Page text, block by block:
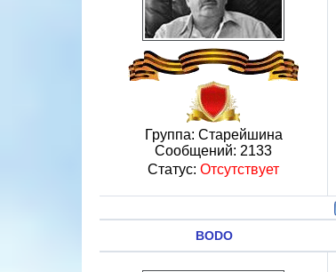
Группа: Старейшина
Сообщений: 2133
Статус: Отсутствует
BODO